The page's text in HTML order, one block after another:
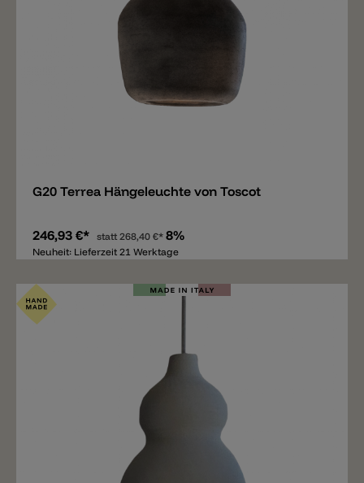
G20 Terrea Hängeleuchte von Toscot
246,93 €* statt268,40 €* 8%
Neuheit: Lieferzeit 21 Werktage